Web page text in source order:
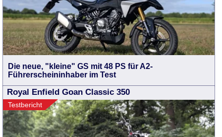
Die neue, "kleine" GS mit 48 PS für A2-
Führerscheininhaber im Test
Royal Enfield Goan Classic 350
Testbericht